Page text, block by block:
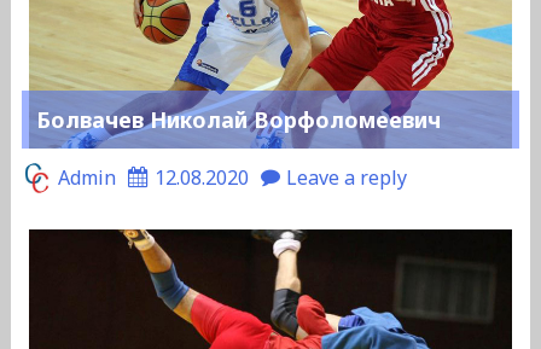
Болвачев Николай Ворфоломеевич
Admin 12.08.2020 Leave a reply